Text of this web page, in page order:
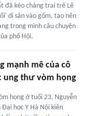
đã kéo chàng trai trẻ Lê
di sản vào gốm, tạo nên
trong mình câu chuyện
phố Hội.
mạnh mẽ của cô
ung thư vòm họng
họng ở tuổi 23, Nguyễn
Đại học Y Hà Nội kiên